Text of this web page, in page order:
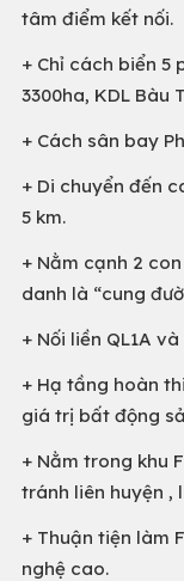
tâm điểm kết nối.
+ Chỉ cách biển 5
3300ha, KDL Bàu
+ Cách sân bay
+ Di chuyển đến
5 km.
+ Nằm cạnh 2
danh là “cung
+ Nối liền QL1A
+ Hạ tầng hoàn
giá trị bất động
+ Nằm trong khu
tránh liên huyện ,
+ Thuận tiện làm
nghệ cao.